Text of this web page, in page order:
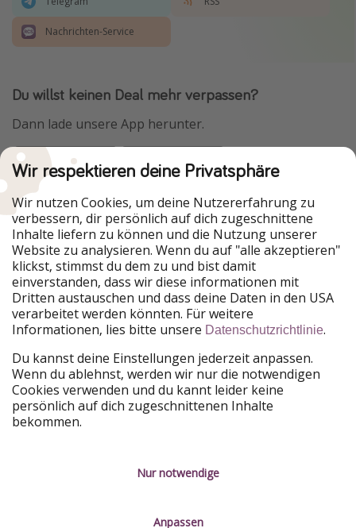
Nachrichten-Service
Du willst keinen Deal mehr verpassen?
Dann lade unsere App herunter.
Urlaubspiraten ist Teil der HolidayPirates Group
Unsere Märkte
PiratinViaggio
HolidayPirates
VakantiePiraten
WakacyjniPiraci
VoyagesPirates
Ferienpiraten
Urlaubspiraten
ViajerosPiratas
TravelPirates
HolidayPirates Group
Lerne uns kennen
Über uns
Rechtliches
Wir respektieren deine Privatsphäre
Wir nutzen Cookies, um deine Nutzererfahrung zu
verbessern, dir persönlich auf dich zugeschnittene
Inhalte liefern zu können und die Nutzung unserer
Website zu analysieren. Wenn du auf "alle akzeptieren"
klickst, stimmst du dem zu und bist damit
einverstanden, dass wir diese informationen mit
Dritten austauschen und dass deine Daten in den USA
verarbeitet werden könnten. Für weitere
Informationen, lies bitte unsere Datenschutzrichtlinie.
Du kannst deine Einstellungen jederzeit anpassen.
Wenn du ablehnst, werden wir nur die notwendigen
Cookies verwenden und du kannt leider keine
persönlich auf dich zugeschnittenen Inhalte
bekommen.
Nur notwendige
Anpassen